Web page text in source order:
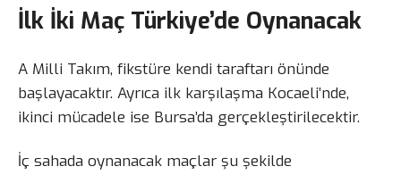
İlk İki Maç Türkiye’de Oynanacak
A Milli Takım, fikstüre kendi taraftarı önünde
başlayacaktır. Ayrıca ilk karşılaşma Kocaeli’nde,
ikinci mücadele ise Bursa’da gerçekleştirilecektir.
İç sahada oynanacak maçlar şu şekilde